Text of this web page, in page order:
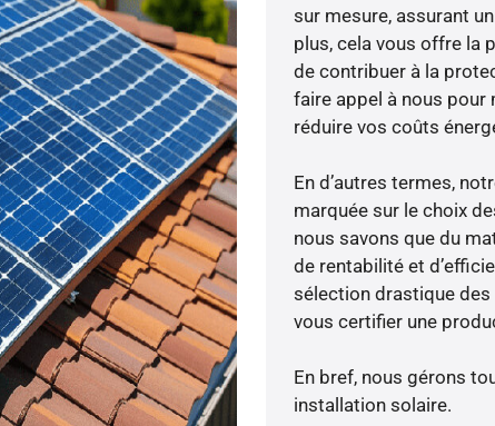
sur mesure, assurant
plus, cela vous offre la
de contribuer à la
faire appel à nous pour
réduire vos coûts
En d’autres termes,
marquée sur le choix
nous savons que du
de rentabilité et
sélection drastique
vous certifier une
En bref, nous gérons
installation solaire.